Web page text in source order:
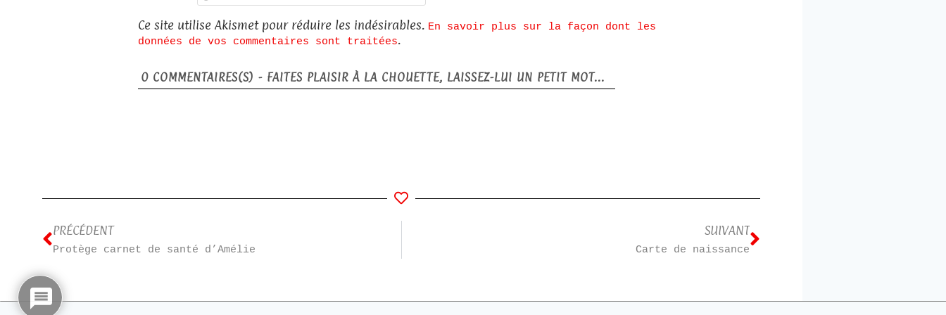
web
Ce site utilise Akismet pour réduire les indésirables. En savoir plus sur la façon dont les
données de vos commentaires sont traitées.
0 COMMENTAIRES(S) - FAITES PLAISIR À LA CHOUETTE, LAISSEZ-LUI UN PETIT MOT...
PRÉCÉDENT
Protège carnet de santé d’Amélie
SUIVANT
Carte de naissance